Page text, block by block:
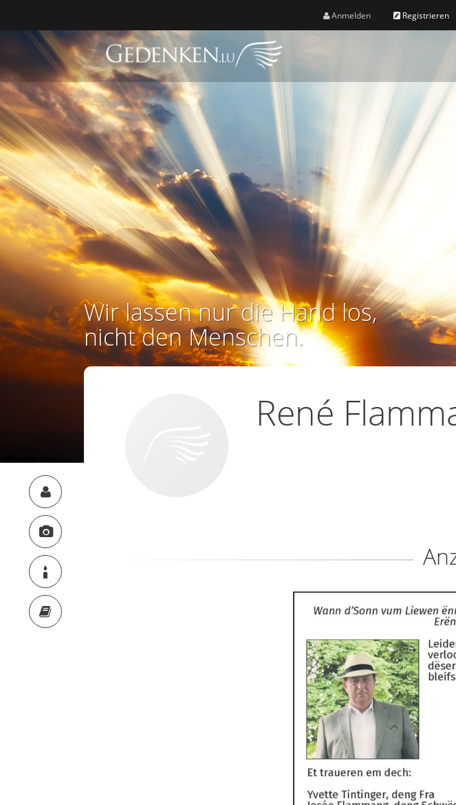
Anmelden Registrieren
Wir lassen nur die Hand los,
nicht den Menschen.
René